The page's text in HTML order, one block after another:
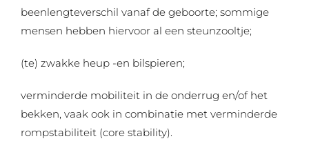
beenlengteverschil vanaf de geboorte; sommige
mensen hebben hiervoor al een steunzooltje;
(te) zwakke heup -en bilspieren;
verminderde mobiliteit in de onderrug en/of het
bekken, vaak ook in combinatie met verminderde
rompstabiliteit (core stability).